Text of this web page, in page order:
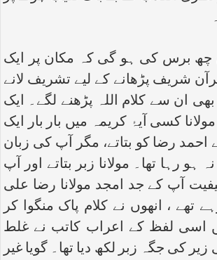
چھ برس کی ہو گی کہ مکان پر ایک
شریف پڑھانے کے لیے تشریف لانے
ان سے کلام اللہ پڑھنے لگے۔ ایک
کسی آیۂ کریمہ میں بار بار ایک
احمد رضا کو بتاتے، مگر آپ کی زبان
ہو رہا تھا۔ مولانا زبر بتاتے اور آپ
آپ کے جد امجد مولانا رضا علی
تھے ، انھوں نے کلام پاک منگوا کر
اسی لفظ کے اعراب کاتب نے غلط
زیر کی جگہ زبر لکھ دیا تھا۔ گویا غیر